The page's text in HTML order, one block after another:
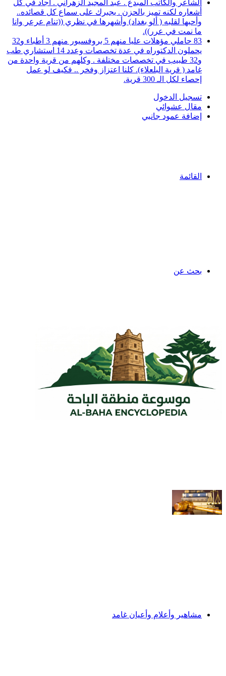
الشاعر والكاتب المبدع . عبد المجيد الزهراني . أجاد في كل
أشعاره لكنه تميز بالحزن . يجبرك على سماع كل قصائده..
وأحبها لقلبه ( ألو بغداد) وأشهرها في نظري ((تنام عرعر وانا
ما نمت في عرر)).
83 حاملي مؤهلات عليا منهم 5 بروفسيور منهم 3 أطباء و32
يحملون الدكتوراه في عدة تخصصات وعدد 14 استشاري طب
و32 طبيب في تخصصات مختلفة . وكلهم من قرية واحدة من
غامد ( قرية البلعلاء). كلنا اعتزاز وفخر .. فكيف لو عمل
إحصاء لكل الـ 300 قرية.
تسجيل الدخول
مقال عشوائي
إضافة عمود جانبي
القائمة
بحث عن
مشاهير وأعلام وأعيان غامد